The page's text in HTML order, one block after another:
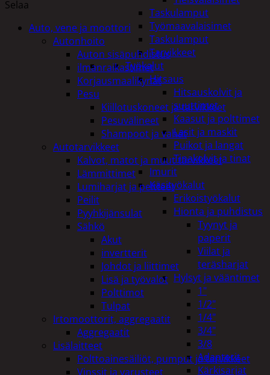
Taskulamput
Työmaavalaisimet
Taskulamput
Tarvikkeet
Työkalut
Hitsaus
Hitsauskolvit ja
suuttimet
Kaasut ja polttimet
Lasit ja maskit
Puikot ja langat
Tinakolvit ja tinat
Imurit
Käsityökalut
Erikoistyökalut
Hionta ja puhdistus
Tyynyt ja
paperit
Viilat ja
teräsharjat
Hylsyt ja vääntimet
1"
1/2"
1/4"
3/4"
3/8
Adapterit
Kärkisarjat
Selaa
Auto, vene ja moottori
Autonhoito
Auton sisäpuhdistus
ilmanraikastimet
Korjausmaalikynät
Pesu
Kiillotuskoneet ja tarvikkeet
Pesuvälineet
Shampoot ja vahat
Autotarvikkeet
Kalvot, matot ja muut tarvikkeet
Lämmittimet
Lumiharjat ja peitteet
Peilit
Pyyhkijänsulat
Sähkö
Akut
invertterit
Johdot ja liittimet
Lisä ja työvalot
Polttimot
Tulpat
Irtomoottorit, aggregaatit
Aggregaatit
Lisälaitteet
Polttoainesäiliöt, pumput ja tarvikkeet
Vinssit ja varusteet